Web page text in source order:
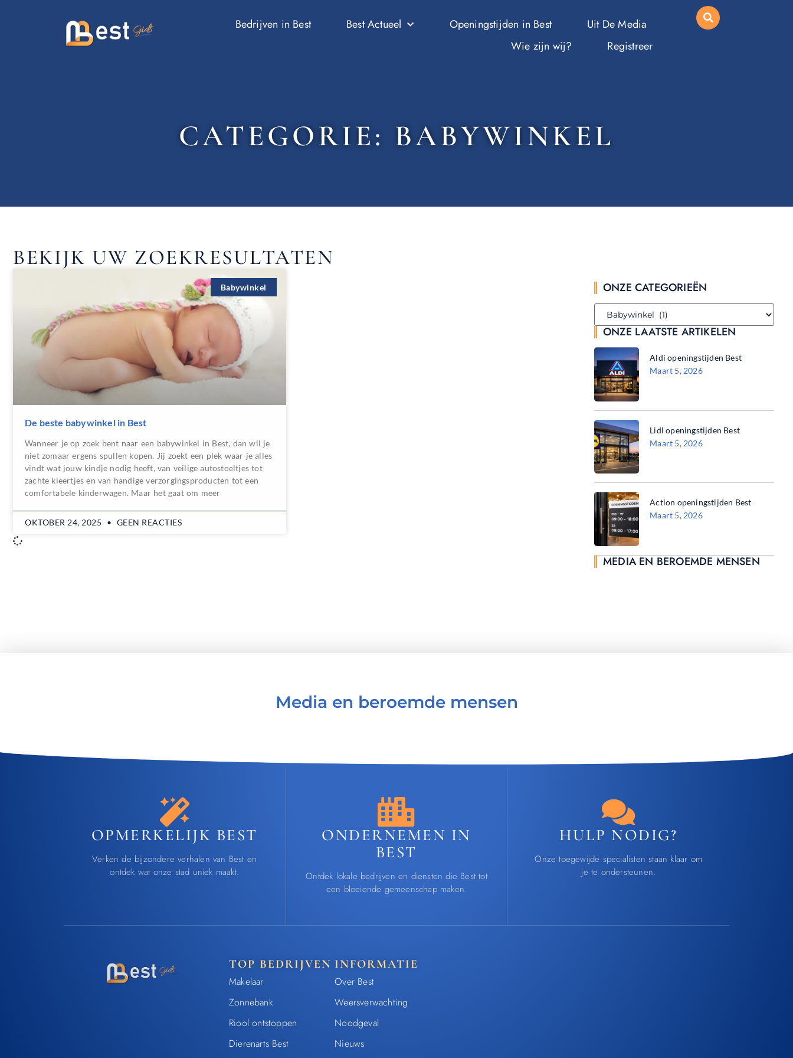
Bedrijven in Best Best Actueel Openingstijden in Best
Uit De Media
Wie zijn wij?
Registreer
CATEGORIE: BABYWINKEL
BEKIJK UW ZOEKRESULTATEN
Babywinkel
De beste babywinkel in Best
Wanneer je op zoek bent naar een babywinkel in Best, dan wil je
niet zomaar ergens spullen kopen. Jij zoekt een plek waar je alles
vindt wat jouw kindje nodig heeft, van veilige autostoeltjes tot
zachte kleertjes en van handige verzorgingsproducten tot een
comfortabele kinderwagen. Maar het gaat om meer
OKTOBER 24, 2025 GEEN REACTIES
ONZE CATEGORIEËN
ONZE LAATSTE ARTIKELEN
Aldi openingstijden Best
Maart 5, 2026
Lidl openingstijden Best
Maart 5, 2026
Action openingstijden Best
Maart 5, 2026
MEDIA EN BEROEMDE MENSEN
Media en beroemde mensen
OPMERKELIJK BEST
Verken de bijzondere verhalen van Best en
ontdek wat onze stad uniek maakt.
ONDERNEMEN IN
BEST
Ontdek lokale bedrijven en diensten die Best tot
een bloeiende gemeenschap maken.
HULP NODIG?
Onze toegewijde specialisten staan klaar om
je te ondersteunen.
INFORMATIE
Over Best
Weersverwachting
Noodgeval
Nieuws
TOP BEDRIJVEN
Makelaar
Zonnebank
Riool ontstoppen
Dierenarts Best